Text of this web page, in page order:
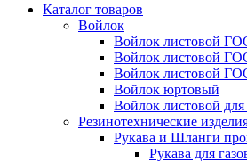
Каталог товаров
Войлок
Войлок листовой
Войлок листовой
Войлок листовой
Войлок юртовый
Войлок листовой для
Резинотехнические
Рукава и Шланги
Рукава для